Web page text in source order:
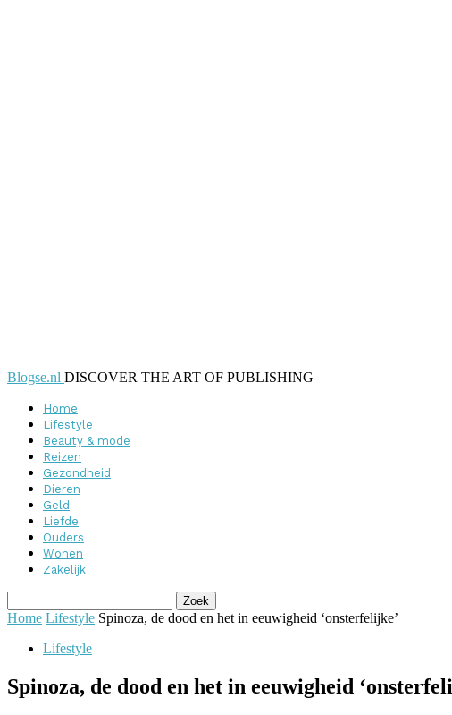
Blogse.nl DISCOVER THE ART OF PUBLISHING
Home
Lifestyle
Beauty & mode
Reizen
Gezondheid
Dieren
Geld
Liefde
Ouders
Wonen
Zakelijk
Home Lifestyle Spinoza, de dood en het in eeuwigheid ‘onsterfelijke’
Lifestyle
Spinoza, de dood en het in eeuwigheid